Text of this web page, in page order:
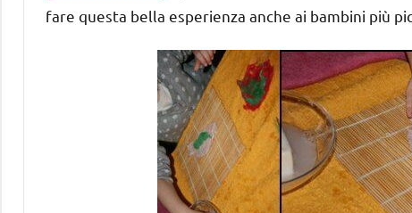
fare questa bella esperienza anche ai bambini più